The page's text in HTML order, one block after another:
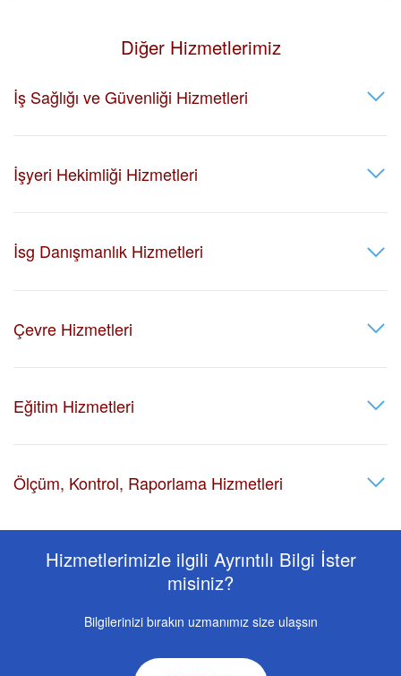
Diğer Hizmetlerimiz
İş Sağlığı ve Güvenliği Hizmetleri
İşyeri Hekimliği Hizmetleri
İsg Danışmanlık Hizmetleri
Çevre Hizmetleri
Eğitim Hizmetleri
Ölçüm, Kontrol, Raporlama Hizmetleri
Hizmetlerimizle ilgili Ayrıntılı Bilgi İster
misiniz?
Bilgilerinizi bırakın uzmanımız size ulaşsın